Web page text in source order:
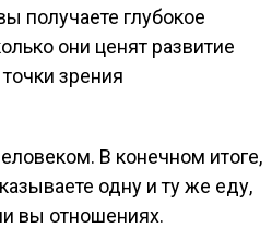
получаете глубокое
они ценят развитие
зрения
В конечном итоге,
одну и ту же еду,
вы отношениях.